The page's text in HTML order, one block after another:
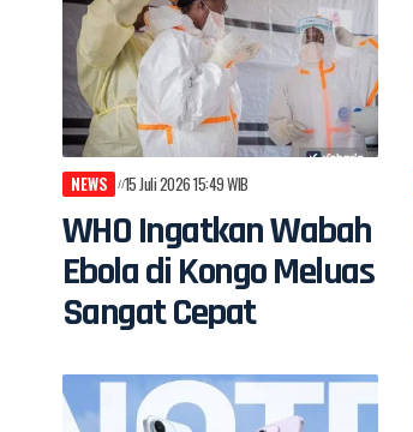
NEWS 15 Juli 2026 15:49 WIB
WHO Ingatkan Wabah
Ebola di Kongo Meluas
Sangat Cepat